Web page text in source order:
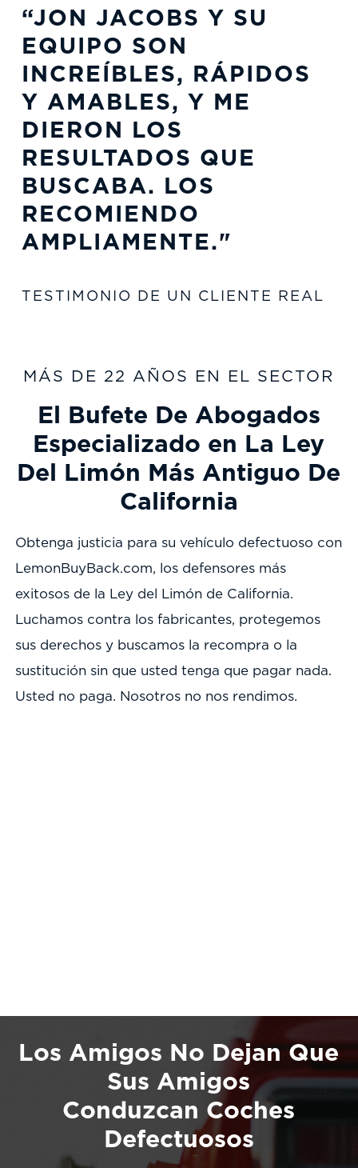
“JON JACOBS Y SU
EQUIPO SON
INCREÍBLES, RÁPIDOS
Y AMABLES, Y ME
DIERON LOS
RESULTADOS QUE
BUSCABA. LOS
RECOMIENDO
AMPLIAMENTE."
TESTIMONIO DE UN CLIENTE REAL
MÁS DE 22 AÑOS EN EL SECTOR
El Bufete De Abogados
Especializado en La Ley
Del Limón Más Antiguo De
California
Obtenga justicia para su vehículo defectuoso con
LemonBuyBack.com, los defensores más
exitosos de la Ley del Limón de California.
Luchamos contra los fabricantes, protegemos
sus derechos y buscamos la recompra o la
sustitución sin que usted tenga que pagar nada.
Usted no paga. Nosotros no nos rendimos.
Los Amigos No Dejan Que
Sus Amigos
Conduzcan Coches
Defectuosos